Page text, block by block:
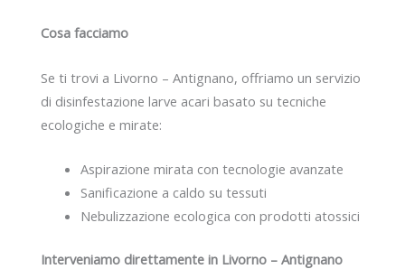
Cosa facciamo
Se ti trovi a Livorno – Antignano, offriamo un servizio
di disinfestazione larve acari basato su tecniche
ecologiche e mirate:
Aspirazione mirata con tecnologie avanzate
Sanificazione a caldo su tessuti
Nebulizzazione ecologica con prodotti atossici
Interveniamo direttamente in Livorno – Antignano